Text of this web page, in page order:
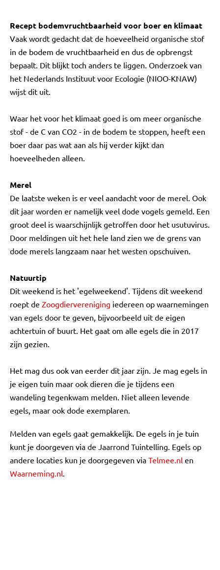
Recept bodemvruchtbaarheid voor boer en klimaat
Vaak wordt gedacht dat de hoeveelheid organische stof
in de bodem de vruchtbaarheid en dus de opbrengst
bepaalt. Dit blijkt toch anders te liggen. Onderzoek van
het Nederlands Instituut voor Ecologie (NIOO-KNAW)
wijst dit uit.
Waar het voor het klimaat goed is om meer organische
stof - de C van CO2 - in de bodem te stoppen, heeft een
boer daar pas wat aan als hij verder kijkt dan
hoeveelheden alleen.
Merel
De laatste weken is er veel aandacht voor de merel. Ook
dit jaar worden er namelijk veel dode vogels gemeld. Een
groot deel is waarschijnlijk getroffen door het usutuvirus.
Door meldingen uit het hele land zien we de grens van
dode merels langzaam naar het westen opschuiven.
Natuurtip
Dit weekend is het 'egelweekend'. Tijdens dit weekend
roept de Zoogdiervereniging iedereen op waarnemingen
van egels door te geven, bijvoorbeeld uit de eigen
achtertuin of buurt. Het gaat om alle egels die in 2017
zijn gezien.
Het mag dus ook van eerder dit jaar zijn. Je mag egels in
je eigen tuin maar ook dieren die je tijdens een
wandeling tegenkwam melden. Niet alleen levende
egels, maar ook dode exemplaren.
Melden van egels gaat gemakkelijk. De egels in je tuin
kunt je doorgeven via de Jaarrond Tuintelling. Egels op
andere locaties kun je doorgegeven via Telmee.nl en
Waarneming.nl.